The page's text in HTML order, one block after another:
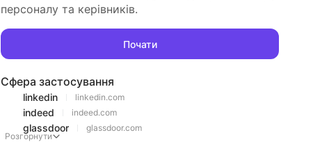
персоналу та керівників.
Почати
Сфера застосування
linkedin linkedin.com
indeed indeed.com
glassdoor
glassdoor.com
Розгорнути